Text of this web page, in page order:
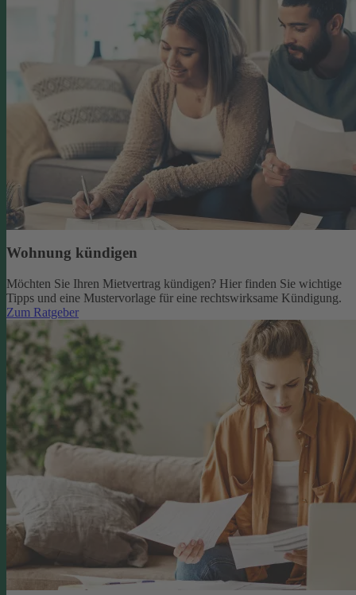
Wohnung kündigen
Möchten Sie Ihren Mietvertrag kündigen? Hier finden Sie wichtige
Tipps und eine Mustervorlage für eine rechtswirksame Kündigung.
Zum Ratgeber